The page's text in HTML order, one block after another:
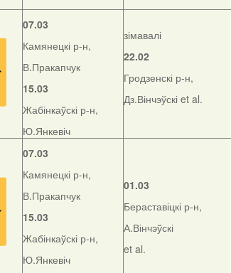
07.03
Камянецкі р-н,
В.Пракапчук
15.03
Жабінкаўскі р-н,
Ю.Янкевіч
зімавалі
22.02
Гродзенскі р-н,
Дз.Вінчэўскі et al.
07.03
Камянецкі р-н,
В.Пракапчук
15.03
Жабінкаўскі р-н,
Ю.Янкевіч
01.03
Бераставіцкі р-н,
А.Вінчэўскі
et al.